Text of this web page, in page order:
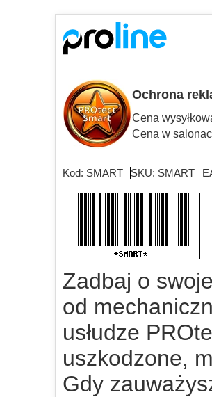
Ochrona
Cena
Cena w
Kod: SMART SKU: SMART
Zadbaj o
od
usłudze
uszkodzone,
Gdy